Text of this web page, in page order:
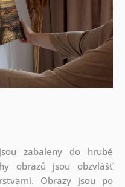
zabaleny do hrubé
obrazů jsou obzvlášť
Obrazy jsou po